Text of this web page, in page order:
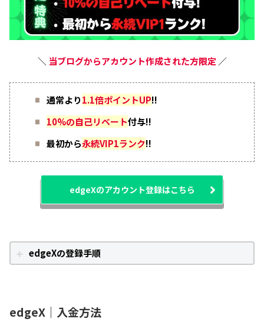
＼ 当ブログからアカウント作成された方限定 ／
通常より1.1倍ポイントUP!!
10%の自己リベート付与!!
最初から永続VIP1ランク!!
edgeXのアカウント登録はこちら
edgeXの登録手順
edgeX｜入金方法